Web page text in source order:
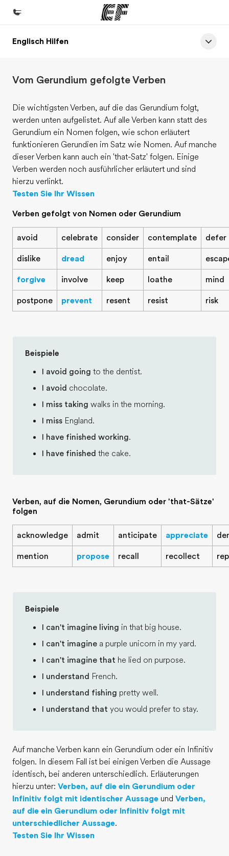
Home
Programme
Büros
Über uns
Wer wir sind
Karriere
Teil des Teams werden
Englisch Hilfen
Vom Gerundium gefolgte Verben
Die wichtigsten Verben, auf die das Gerundium folgt,
werden unten aufgelistet. Auf alle Verben kann statt des
Gerundium ein Nomen folgen, wie schon erläutert
funktionieren Gerundien im Satz wie Nomen. Auf manche
dieser Verben kann auch ein 'that-Satz' folgen. Einige
Verben werden noch ausführlicher erläutert und sind
hierzu verlinkt.
Testen Sie Ihr Wissen
Verben gefolgt von Nomen oder Gerundium
avoid celebrate consider contemplate defer
dislike dread enjoy entail
forgive involve keep loathe mind
postpone prevent resent resist risk
Beispiele
I avoid going to the dentist.
I avoid chocolate.
I miss taking walks in the morning.
I miss England.
I have finished working.
I have finished the cake.
Verben, auf die Nomen, Gerundium oder 'that-Sätze'
folgen
acknowledge admit anticipate appreciate
mention propose recall recollect
Beispiele
I can't imagine living in that big house.
I can't imagine a purple unicorn in my yard.
I can't imagine that he lied on purpose.
I understand French.
I understand fishing pretty well.
I understand that you would prefer to stay.
Auf manche Verben kann ein Gerundium oder ein Infinitiv
folgen. In diesem Fall ist bei einigen Verben die Aussage
identisch, bei anderen unterschiedlich. Erläuterungen
hierzu unter: Verben, auf die ein Gerundium oder
Infinitiv folgt mit identischer Aussage und Verben,
auf die ein Gerundium oder Infinitiv folgt mit
unterschiedlicher Aussage.
Testen Sie Ihr Wissen